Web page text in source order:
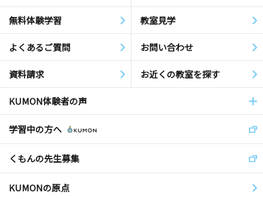
無料体験学習 教室見学
よくあるご質問 お問い合わせ
資料請求 お近くの教室を探す
KUMON体験者の声
学習中の方へ
くもんの先生募集
KUMONの原点